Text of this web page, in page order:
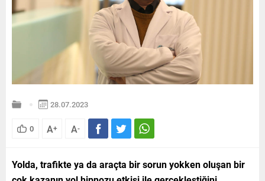
28.07.2023
0 A+ A-
Yolda, trafikte ya da araçta bir sorun yokken oluşan bir